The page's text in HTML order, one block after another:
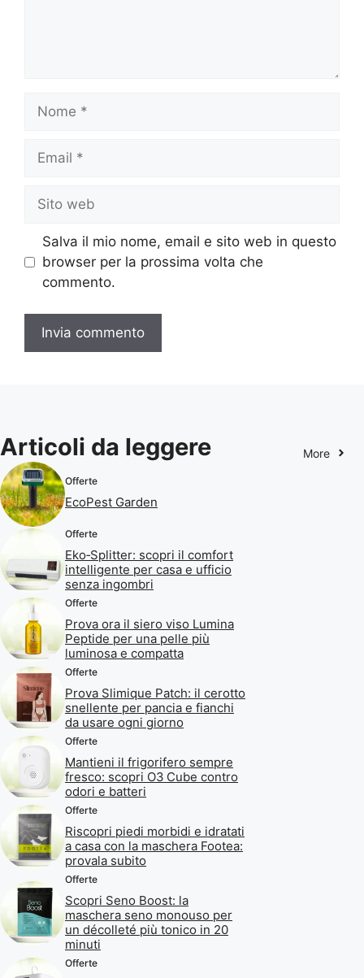
Nome
Email
Sito
web
Salva il mio nome, email e sito web in questo
browser per la prossima volta che
commento.
Articoli da leggere More
Offerte
EcoPest Garden
Offerte
Eko‑Splitter: scopri il comfort
intelligente per casa e ufficio
senza ingombri
Offerte
Prova ora il siero viso Lumina
Peptide per una pelle più
luminosa e compatta
Offerte
Prova Slimique Patch: il cerotto
snellente per pancia e fianchi
da usare ogni giorno
Offerte
Mantieni il frigorifero sempre
fresco: scopri O3 Cube contro
odori e batteri
Offerte
Riscopri piedi morbidi e idratati
a casa con la maschera Footea:
provala subito
Offerte
Scopri Seno Boost: la
maschera seno monouso per
un décolleté più tonico in 20
minuti
Offerte